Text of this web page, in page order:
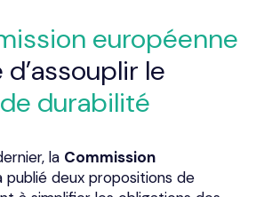
européenne
le
durabilité
la Commission
publié deux propositions de